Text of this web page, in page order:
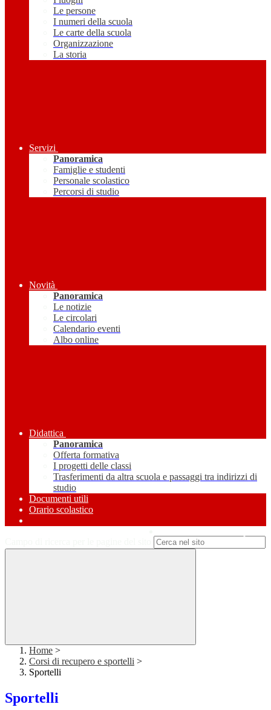
Le persone
I numeri della scuola
Le carte della scuola
Organizzazione
La storia
Servizi
Panoramica
Famiglie e studenti
Personale scolastico
Percorsi di studio
Novità
Panoramica
Le notizie
Le circolari
Calendario eventi
Albo online
Didattica
Panoramica
Offerta formativa
I progetti delle classi
Trasferimenti da altra scuola e passaggi tra indirizzi di
studio
Documenti utili
Orario scolastico
Home >
Corsi di recupero e sportelli >
Sportelli
Sportelli